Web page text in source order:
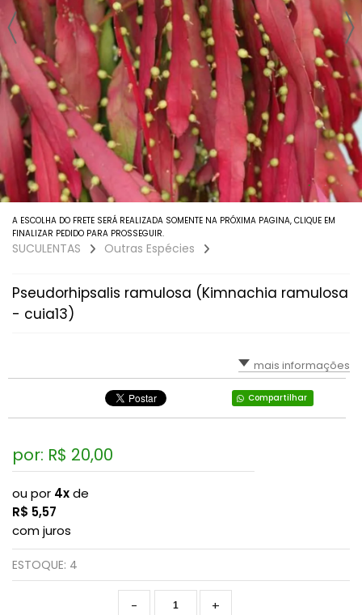
Anacampseros
Babies (vaso6)
Columeias
Cotyledons
Crassulas E Sinocrassulas
Euphorbias E Monadeniuns
Faucarias
Gibbifloras (Gigantes)
Graptoverias, Graptopetaluns E Graptoseduns
Mesembs (pedras Vivas, Lithops, Pleiospilos...)
Orostachys
Outras Espécies
Pachyphytuns E Pachyverias
A ESCOLHA DO FRETE SERÁ REALIZADA SOMENTE NA PRÓXIMA PAGINA, CLIQUE EM
FINALIZAR PEDIDO PARA PROSSEGUIR.
SUCULENTAS Outras Espécies
Pseudorhipsalis ramulosa (Kimnachia ramulosa
- cuia13)
mais informações
Compartilhar
por: R$ 20,00
ou por 4xde
R$ 5,57
com juros
ESTOQUE: 4
+
-